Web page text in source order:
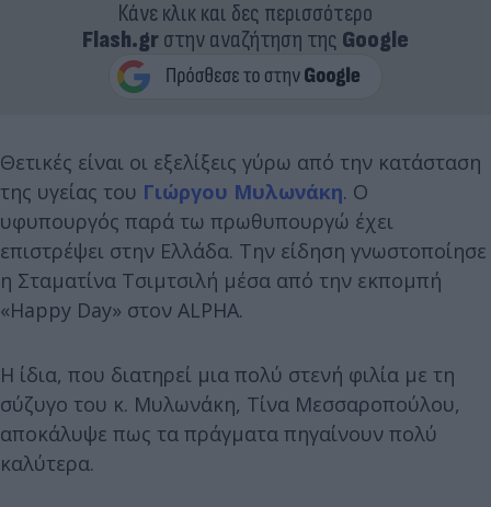
Κάνε κλικ και δες περισσότερο
Flash.grστην αναζήτηση της Google
Θετικές είναι οι εξελίξεις γύρω από την κατάσταση
της υγείας του Γιώργου Μυλωνάκη. Ο
υφυπουργός παρά τω πρωθυπουργώ έχει
επιστρέψει στην Ελλάδα. Την είδηση γνωστοποίησε
η Σταματίνα Τσιμτσιλή μέσα από την εκπομπή
«Happy Day» στον ALPHA.
Η ίδια, που διατηρεί μια πολύ στενή φιλία με τη
σύζυγο του κ. Μυλωνάκη, Τίνα Μεσσαροπούλου,
αποκάλυψε πως τα πράγματα πηγαίνουν πολύ
καλύτερα.